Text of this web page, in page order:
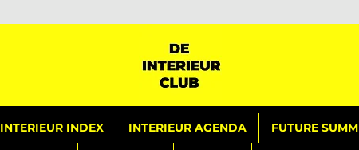
INTERIEUR INDEX INTERIEUR AGENDA FUTURE